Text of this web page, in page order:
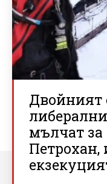
Двойният
мълчат за
Петрохан,